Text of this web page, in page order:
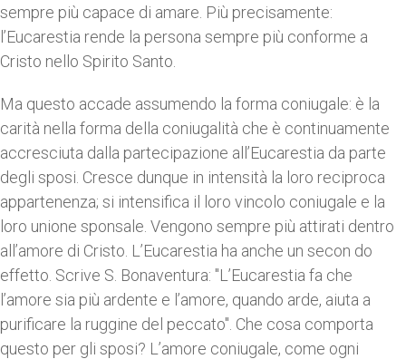
sempre più capace di amare. Più precisamente:
l’Eucarestia rende la persona sempre più conforme a
Cristo nello Spirito Santo.
Ma questo accade assumendo la forma coniugale: è la
carità nella forma della coniugalità che è continuamente
accresciuta dalla partecipazione all’Eucarestia da parte
degli sposi. Cresce dunque in intensità la loro reciproca
appartenenza; si intensifica il loro vincolo coniugale e la
loro unione sponsale. Vengono sempre più attirati dentro
all’amore di Cristo. L’Eucarestia ha anche un secon do
effetto. Scrive S. Bonaventura: "L’Eucarestia fa che
l’amore sia più ardente e l’amore, quando arde, aiuta a
purificare la ruggine del peccato". Che cosa comporta
questo per gli sposi? L’amore coniugale, come ogni